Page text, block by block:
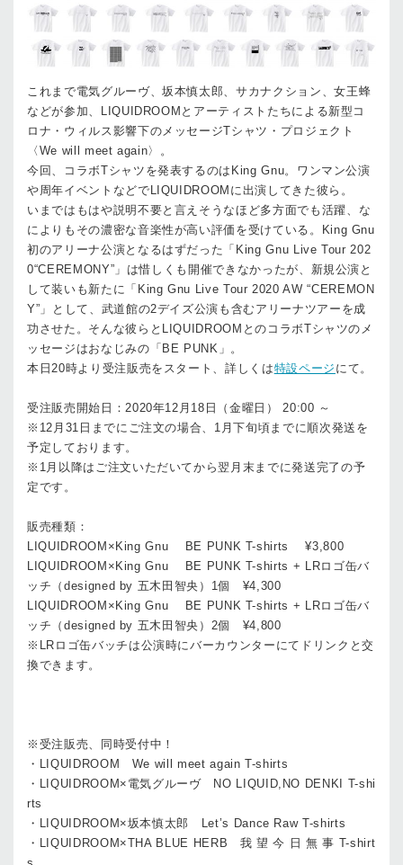
これまで電気グルーヴ、坂本慎太郎、サカナクション、女王蜂
などが参加、LIQUIDROOMとアーティストたちによる新型コ
ロナ・ウィルス影響下のメッセージTシャツ・プロジェクト
〈We will meet again〉。
今回、コラボTシャツを発表するのはKing Gnu。ワンマン公演
や周年イベントなどでLIQUIDROOMに出演してきた彼ら。
いまではもはや説明不要と言えそうなほど多方面でも活躍、な
によりもその濃密な音楽性が高い評価を受けている。King Gnu
初のアリーナ公演となるはずだった「King Gnu Live Tour 202
0“CEREMONY”」は惜しくも開催できなかったが、新規公演と
して装いも新たに「King Gnu Live Tour 2020 AW “CEREMON
Y”」として、武道館の2デイズ公演も含むアリーナツアーを成
功させた。そんな彼らとLIQUIDROOMとのコラボTシャツのメ
ッセージはおなじみの「BE PUNK」。
本日20時より受注販売をスタート、詳しくは特設ページ にて。
受注販売開始日：2020年12月18日（金曜日） 20:00 ～
※12月31日までにご注文の場合、1月下旬頃までに順次発送を
予定しております。
※1月以降はご注文いただいてから翌月末までに発送完了の予
定です。
販売種類：
LIQUIDROOM×King Gnu BE PUNK T-shirts ¥3,800
LIQUIDROOM×King Gnu BE PUNK T-shirts + LRロゴ缶バ
ッチ（designed by 五木田智央）1個 ¥4,300
LIQUIDROOM×King Gnu BE PUNK T-shirts + LRロゴ缶バ
ッチ（designed by 五木田智央）2個 ¥4,800
※LRロゴ缶バッチは公演時にバーカウンターにてドリンクと交
換できます。
※受注販売、同時受付中！
・LIQUIDROOM We will meet again T-shirts
・LIQUIDROOM×電気グルーヴ NO LIQUID,NO DENKI T-shi
rts
・LIQUIDROOM×坂本慎太郎 Let’s Dance Raw T-shirts
・LIQUIDROOM×THA BLUE HERB 我 望 今 日 無 事 T-shirt